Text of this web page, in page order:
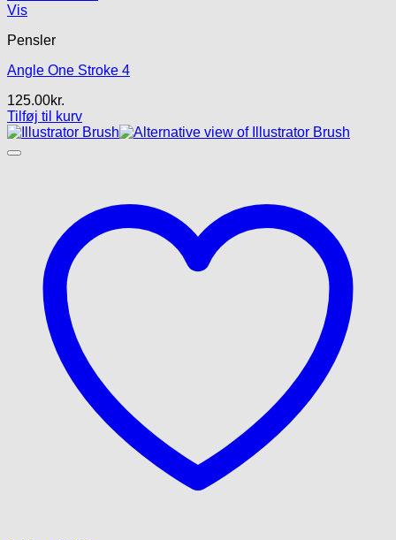
Vis
Pensler
Angle One Stroke 4
125.00kr.
Tilføj til kurv